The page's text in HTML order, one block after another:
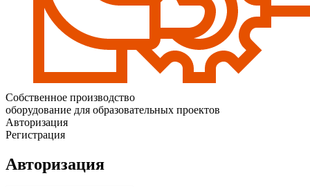
Собственное производство
оборудование для образовательных проектов
Авторизация
Регистрация
Авторизация